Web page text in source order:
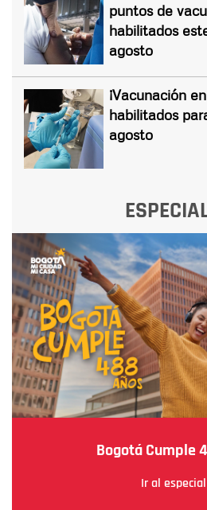
puntos de
habilitados
agosto
¡Vacunación
habilitados
agosto
Bogotá Cumple
Ir al